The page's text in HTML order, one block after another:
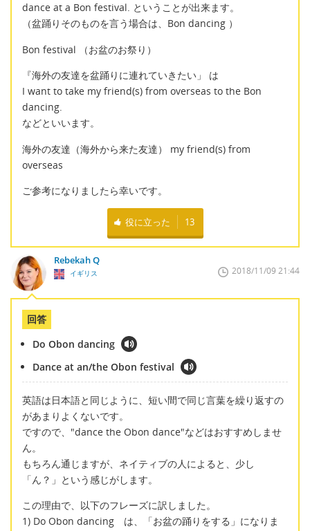
dance at a Bon festival. ということが出来ます。
（盆踊りそのものを言う場合は、Bon dancing ）
Bon festival （お盆のお祭り）
『海外の友達を盆踊りに連れていきたい」 は
I want to take my friend(s) from overseas to the Bon
dancing.
などといいます。
海外の友達（海外から来た友達） my friend(s) from
overseas
ご参考になりましたら幸いです。
役に立った 13
Rebekah Q
イギリス 2018/11/09 21:44
回答
Do Obon dancing
Dance at an/the Obon festival
英語は日本語と同じように、短い間で同じ言葉を繰り返すの
があまりよくないです。
ですので、"dance the Obon dance"などはおすすめしませ
ん。
もちろん通じますが、ネイティブの人によると、少し
「ん？」という感じがします。
この理由で、以下のフレーズに訳しました。
1) Do Obon dancing は、「お盆の踊りをする」になりま